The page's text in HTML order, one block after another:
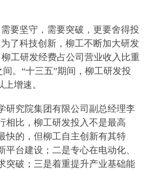
坚守，需要突破，更要舍得投
了科技创新，柳工不断加大研发
工研发经费占公司营业收入比重
间。“十三五”期间，柳工研发投
增速。
究院集团有限公司副总经理李
相比，柳工研发投入不是最高
快的，但柳工自主创新有其特
平台建设；二是专心在电动化、
突破；三是着重提升产业基础能